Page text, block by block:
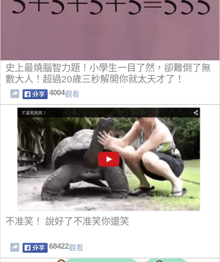
史上最燒腦智力題！小學生一目了然，卻難倒了無
數大人！超過20歲三秒解開你就太天才了！
4004觀看
不准笑！ 說好了不准笑你還笑
68422觀看